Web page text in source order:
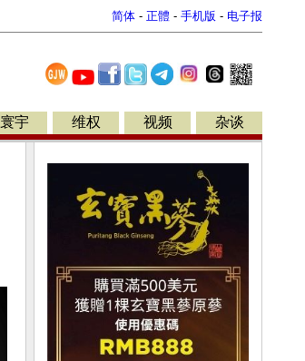
简体 - 正體 - 手机版 - 电子报
寰宇 维权 视频 杂谈